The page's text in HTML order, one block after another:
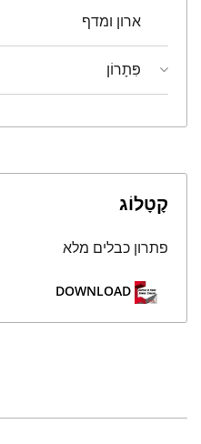
ארון ומדף
פִּתָרוֹן
קָטָלוֹג
פתרון כבלים מלא